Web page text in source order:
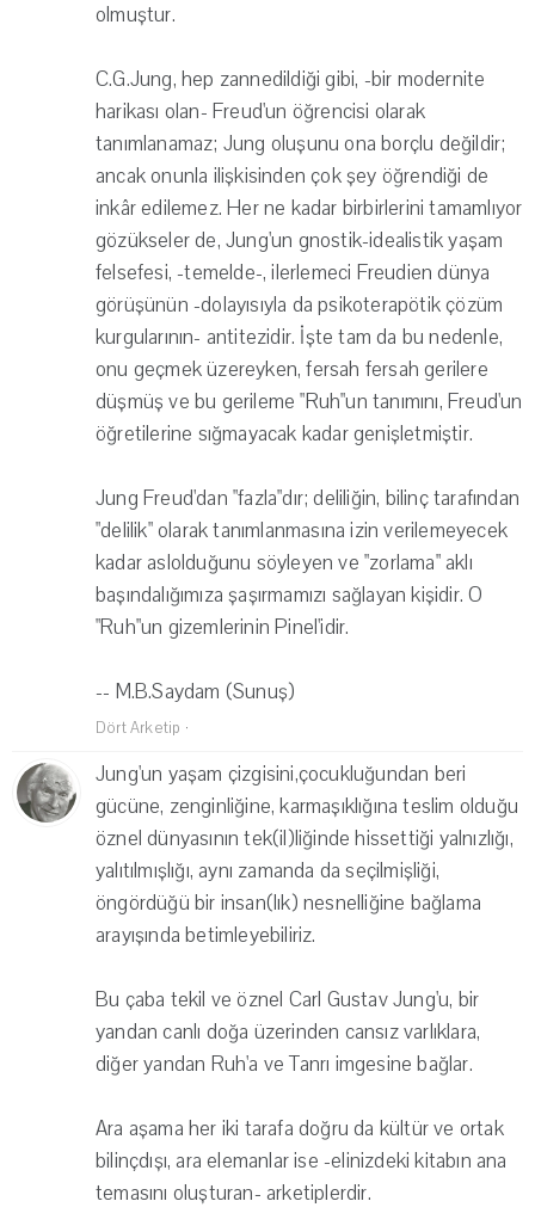
olmuştur.
C.G.Jung, hep zannedildiği gibi, -bir modernite
harikası olan- Freud'un öğrencisi olarak
tanımlanamaz; Jung oluşunu ona borçlu değildir;
ancak onunla ilişkisinden çok şey öğrendiği de
inkâr edilemez. Her ne kadar birbirlerini tamamlıyor
gözükseler de, Jung'un gnostik-idealistik yaşam
felsefesi, -temelde-, ilerlemeci Freudien dünya
görüşünün -dolayısıyla da psikoterapötik çözüm
kurgularının- antitezidir. İşte tam da bu nedenle,
onu geçmek üzereyken, fersah fersah gerilere
düşmüş ve bu gerileme "Ruh"un tanımını, Freud'un
öğretilerine sığmayacak kadar genişletmiştir.
Jung Freud'dan "fazla"dır; deliliğin, bilinç tarafından
"delilik" olarak tanımlanmasına izin verilemeyecek
kadar aslolduğunu söyleyen ve "zorlama" aklı
başındalığımıza şaşırmamızı sağlayan kişidir. O
"Ruh"un gizemlerinin Pinel'idir.
-- M.B.Saydam (Sunuş)
Dört Arketip ·
Jung'un yaşam çizgisini,çocukluğundan beri
gücüne, zenginliğine, karmaşıklığına teslim olduğu
öznel dünyasının tek(il)liğinde hissettiği yalnızlığı,
yalıtılmışlığı, aynı zamanda da seçilmişliği,
öngördüğü bir insan(lık) nesnelliğine bağlama
arayışında betimleyebiliriz.
Bu çaba tekil ve öznel Carl Gustav Jung'u, bir
yandan canlı doğa üzerinden cansız varlıklara,
diğer yandan Ruh'a ve Tanrı imgesine bağlar.
Ara aşama her iki tarafa doğru da kültür ve ortak
bilinçdışı, ara elemanlar ise -elinizdeki kitabın ana
temasını oluşturan- arketiplerdir.